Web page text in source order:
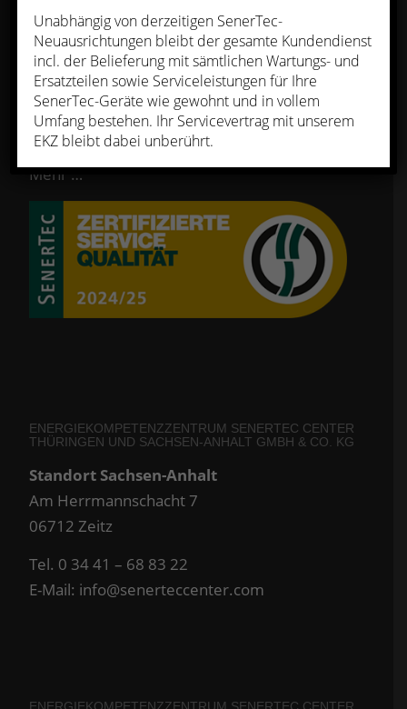
ÜBER UNS
Die SenerTec Kraft-Wärme-Energiesysteme
GmbH, Schweinfurt wurde im März 1996
gegründet. Mittlerweile beschäftigt der BHKW-
Hersteller rund 140 Mitarbeiter.
Mehr …
ENERGIEKOMPETENZZENTRUM SENERTEC CENTER
THÜRINGEN UND SACHSEN-ANHALT GMBH & CO. KG
Standort Sachsen-Anhalt
Am Herrmannschacht 7
06712 Zeitz
Tel. 0 34 41 – 68 83 22
E-Mail: info@senerteccenter.com
ENERGIEKOMPETENZZENTRUM SENERTEC CENTER
Unabhängig von derzeitigen SenerTec-
Neuausrichtungen bleibt der gesamte Kundendienst
incl. der Belieferung mit sämtlichen Wartungs- und
Ersatzteilen sowie Serviceleistungen für Ihre
SenerTec-Geräte wie gewohnt und in vollem
Umfang bestehen. Ihr Servicevertrag mit unserem
EKZ bleibt dabei unberührt.